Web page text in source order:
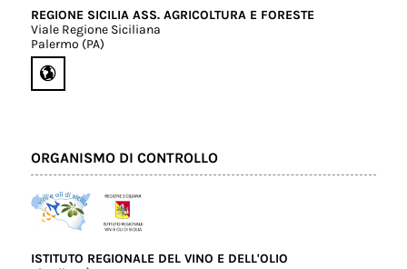
REGIONE SICILIA ASS. AGRICOLTURA E FORESTE
Viale Regione Siciliana
Palermo (PA)
ORGANISMO DI CONTROLLO
ISTITUTO REGIONALE DEL VINO E DELL'OLIO